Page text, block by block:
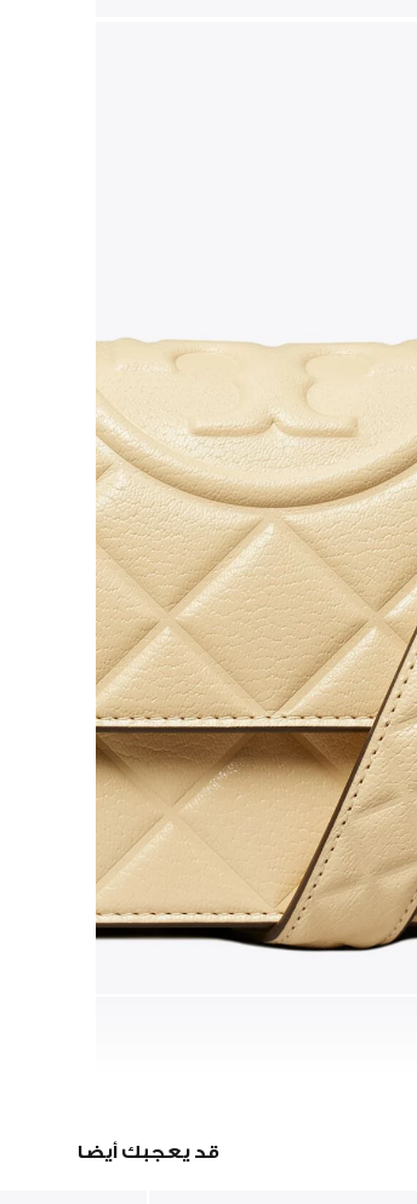
قد يعجبك أيضا